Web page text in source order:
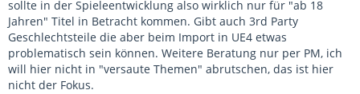
sollte in der Spieleentwicklung also wirklich nur für "ab 18
Jahren" Titel in Betracht kommen. Gibt auch 3rd Party
Geschlechtsteile die aber beim Import in UE4 etwas
problematisch sein können. Weitere Beratung nur per PM, ich
will hier nicht in "versaute Themen" abrutschen, das ist hier
nicht der Fokus.